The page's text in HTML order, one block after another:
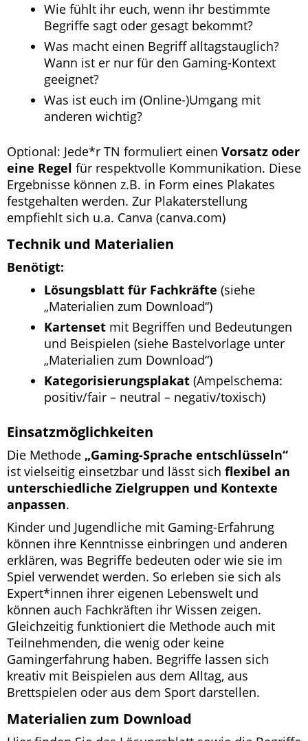
Wie fühlt ihr euch, wenn ihr bestimmte
Begriffe sagt oder gesagt bekommt?
Was macht einen Begriff alltagstauglich?
Wann ist er nur für den Gaming-Kontext
geeignet?
Was ist euch im (Online-)Umgang mit
anderen wichtig?
Optional: Jede*r TN formuliert einen Vorsatz oder
eine Regel für respektvolle Kommunikation. Diese
Ergebnisse können z.B. in Form eines Plakates
festgehalten werden. Zur Plakaterstellung
empfiehlt sich u.a. Canva (canva.com)
Technik und Materialien
Benötigt:
Lösungsblatt für Fachkräfte (siehe
„Materialien zum Download“)
Kartenset mit Begriffen und Bedeutungen
und Beispielen (siehe Bastelvorlage unter
„Materialien zum Download“)
Kategorisierungsplakat (Ampelschema:
positiv/fair – neutral – negativ/toxisch)
Einsatzmöglichkeiten
Die Methode „Gaming-Sprache entschlüsseln“
ist vielseitig einsetzbar und lässt sich flexibel an
unterschiedliche Zielgruppen und Kontexte
anpassen.
Kinder und Jugendliche mit Gaming-Erfahrung
können ihre Kenntnisse einbringen und anderen
erklären, was Begriffe bedeuten oder wie sie im
Spiel verwendet werden. So erleben sie sich als
Expert*innen ihrer eigenen Lebenswelt und
können auch Fachkräften ihr Wissen zeigen.
Gleichzeitig funktioniert die Methode auch mit
Teilnehmenden, die wenig oder keine
Gamingerfahrung haben. Begriffe lassen sich
kreativ mit Beispielen aus dem Alltag, aus
Brettspielen oder aus dem Sport darstellen.
Materialien zum Download